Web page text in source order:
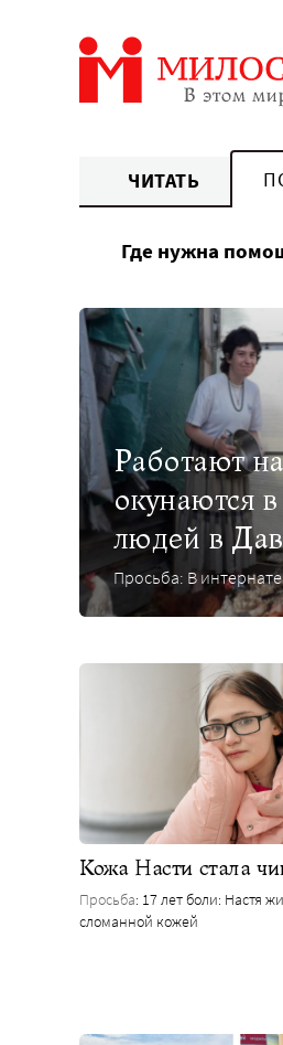
ЧИТАТЬ
Где нужна
Работают
окунаются
людей в
Просьба: В
Кожа Насти стала
Просьба: 17 лет боли: Настя
сломанной кожей